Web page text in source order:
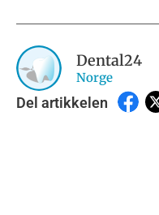
Dental24
Norge
Del artikkelen